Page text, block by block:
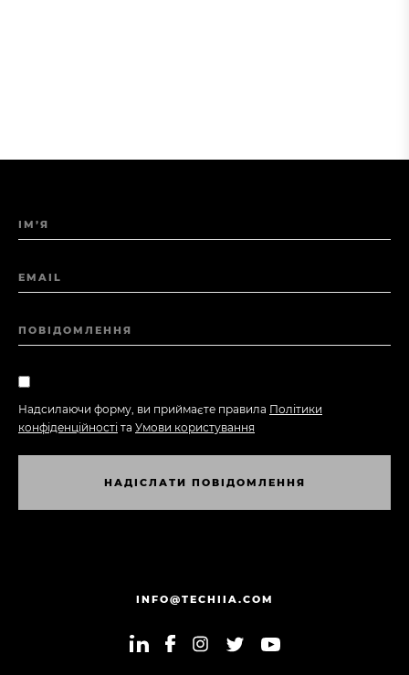
ІМ’Я
EMAIL
ПОВІДОМЛЕННЯ
Надсилаючи форму, ви приймаєте правила Політики
конфіденційності та Умови користування
НАДІ СЛ АТИ П ОВІ ДОМ Л ЕННЯ
INFO@TECHIIA.COM